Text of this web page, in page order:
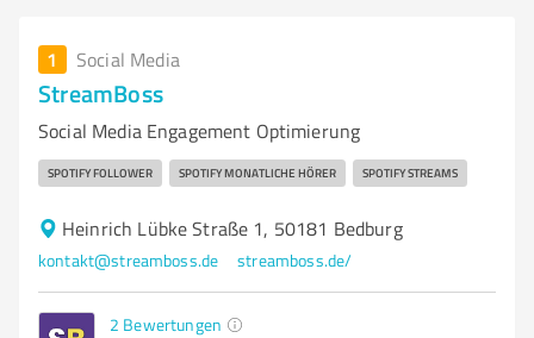
1 Social Media
StreamBoss
Social Media Engagement Optimierung
SPOTIFY FOLLOWER SPOTIFY MONATLICHE HÖRER SPOTIFY STREAMS
Heinrich Lübke Straße 1, 50181 Bedburg
kontakt@streamboss.de streamboss.de/
2 Bewertungen